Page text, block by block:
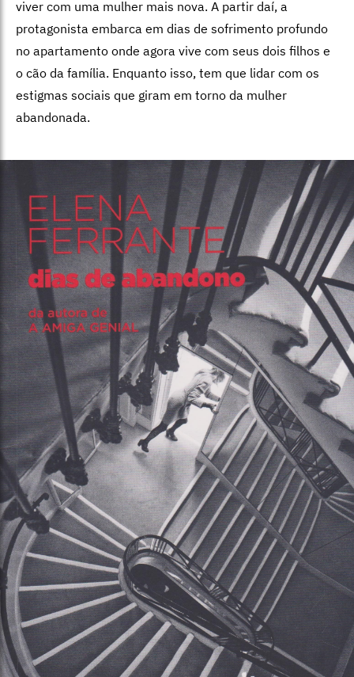
viver com uma mulher mais nova. A partir daí, a
protagonista embarca em dias de sofrimento profundo
no apartamento onde agora vive com seus dois filhos e
o cão da família. Enquanto isso, tem que lidar com os
estigmas sociais que giram em torno da mulher
abandonada.